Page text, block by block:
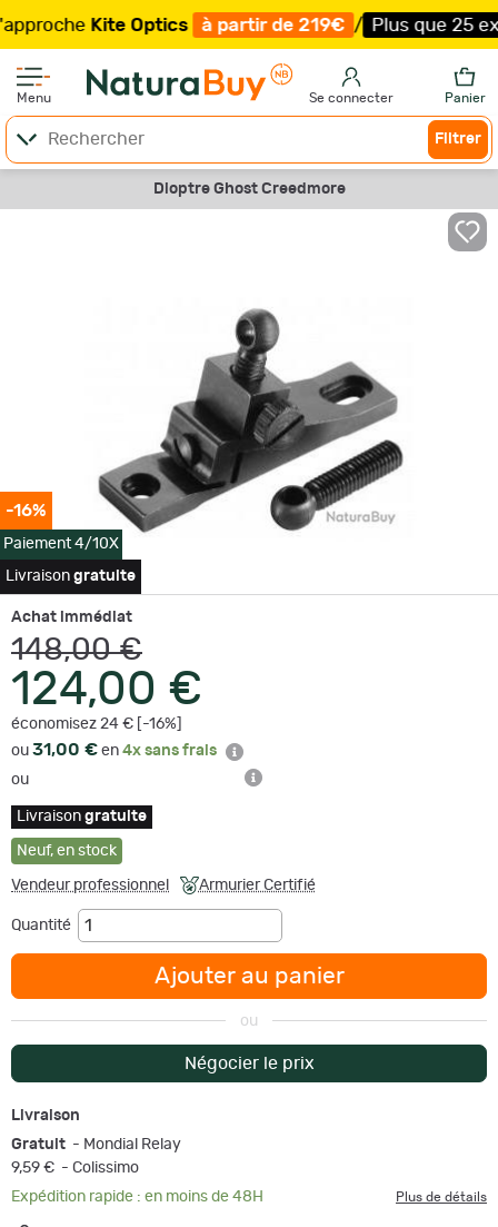
Kite Optics à partir de 219€ / Plus que 25
Menu Se connecter Panier
Filtrer
Dioptre Ghost Creedmore
-16%
Paiement 4/10X
Livraison gratuite
Achat immédiat
148,00 €
124,00 €
économisez 24 € [-16%]
ou 31,00 € en 4x sans frais
ou
Livraison gratuite
Neuf, en stock
Vendeur professionnel Armurier Certifié
Quantité
Ajouter au panier
ou
Négocier le prix
Livraison
Gratuit - Mondial Relay
9,59 € - Colissimo
Expédition rapide : en moins de 48H
Plus de détails